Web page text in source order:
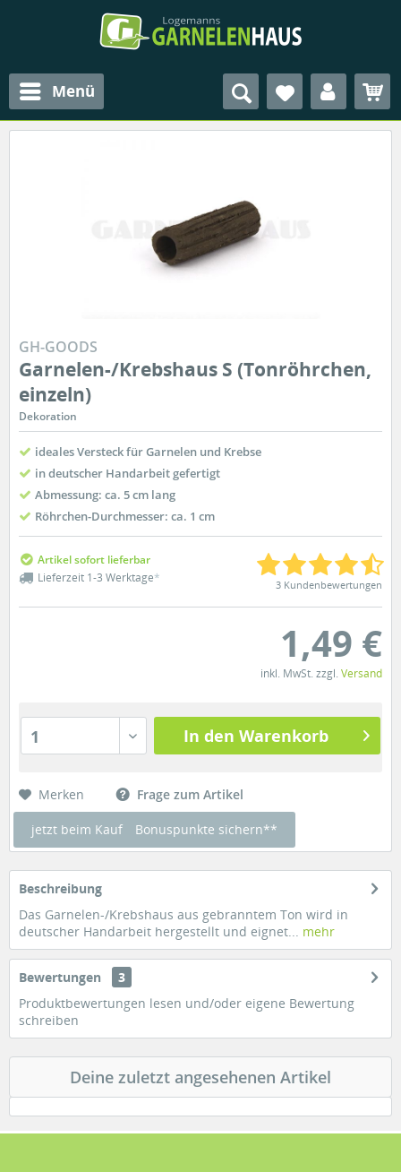
Menü
GH-GOODS
Garnelen-/Krebshaus S (Tonröhrchen,
einzeln)
Dekoration
ideales Versteck für Garnelen und Krebse
in deutscher Handarbeit gefertigt
Abmessung: ca. 5 cm lang
Röhrchen-Durchmesser: ca. 1 cm
Artikel sofort lieferbar
Lieferzeit 1-3 Werktage* 3 Kundenbewertungen
1,49 €
inkl. MwSt. zzgl. Versand
1 In den Warenkorb
Merken Frage zum Artikel
jetzt beim Kauf Bonuspunkte sichern**
Beschreibung
Das Garnelen-/Krebshaus aus gebranntem Ton wird in
deutscher Handarbeit hergestellt und eignet... mehr
Bewertungen
3
Produktbewertungen lesen und/oder eigene Bewertung
schreiben
Deine zuletzt angesehenen Artikel